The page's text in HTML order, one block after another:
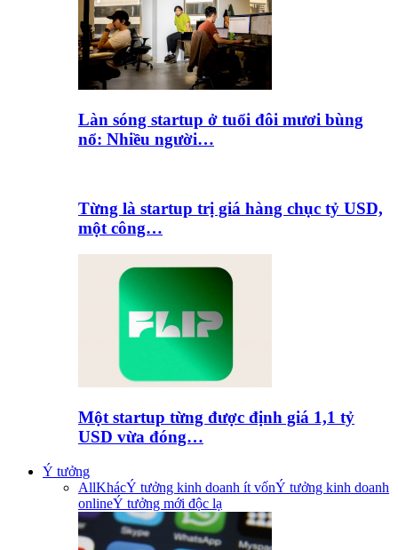
Làn sóng startup ở tuổi đôi mươi bùng
nổ: Nhiều người…
Từng là startup trị giá hàng chục tỷ USD,
một công…
Một startup từng được định giá 1,1 tỷ
USD vừa đóng…
Ý tưởng
AllKhácÝ tưởng kinh doanh ít vốnÝ tưởng kinh doanh
onlineÝ tưởng mới độc lạ